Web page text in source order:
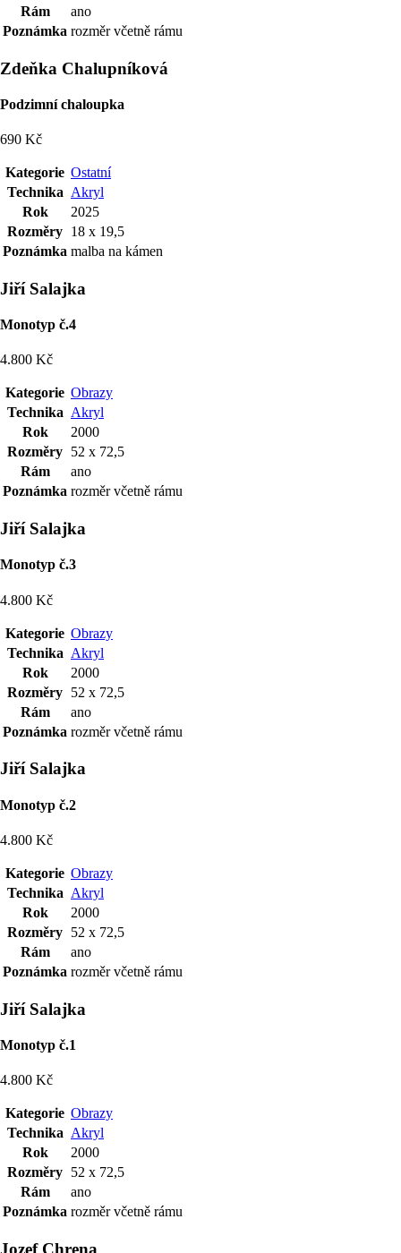
Rám
ano
Poznámka rozměr včetně rámu
Zdeňka Chalupníková
Podzimní chaloupka
690 Kč
Kategorie Ostatní
Technika Akryl
Rok
2025
Rozměry 18 x 19,5
Poznámka malba na kámen
Jiří Salajka
Monotyp č.4
4.800 Kč
Kategorie Obrazy
Technika Akryl
Rok
2000
Rozměry 52 x 72,5
Rám
ano
Poznámka rozměr včetně rámu
Jiří Salajka
Monotyp č.3
4.800 Kč
Kategorie Obrazy
Technika Akryl
Rok
2000
Rozměry 52 x 72,5
Rám
ano
Poznámka rozměr včetně rámu
Jiří Salajka
Monotyp č.2
4.800 Kč
Kategorie Obrazy
Technika Akryl
Rok
2000
Rozměry 52 x 72,5
Rám
ano
Poznámka rozměr včetně rámu
Jiří Salajka
Monotyp č.1
4.800 Kč
Kategorie Obrazy
Technika Akryl
Rok
2000
Rozměry 52 x 72,5
Rám
ano
Poznámka rozměr včetně rámu
Jozef Chrena